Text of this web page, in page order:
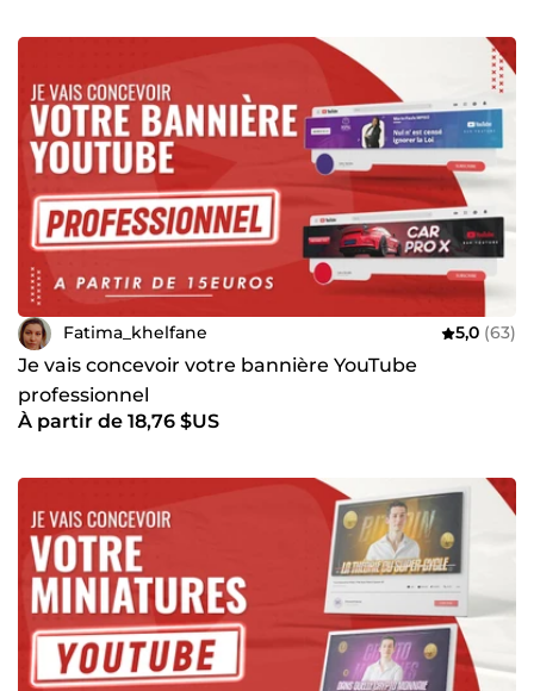
Fatima_khelfane 5,0 (63)
Je vais concevoir votre bannière YouTube
professionnel
À partir de 18,76 $US